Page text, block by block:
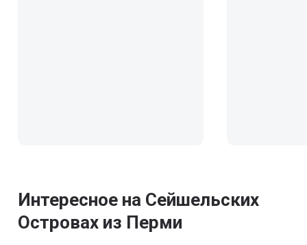
Интересное на Сейшельских
Островах из Перми